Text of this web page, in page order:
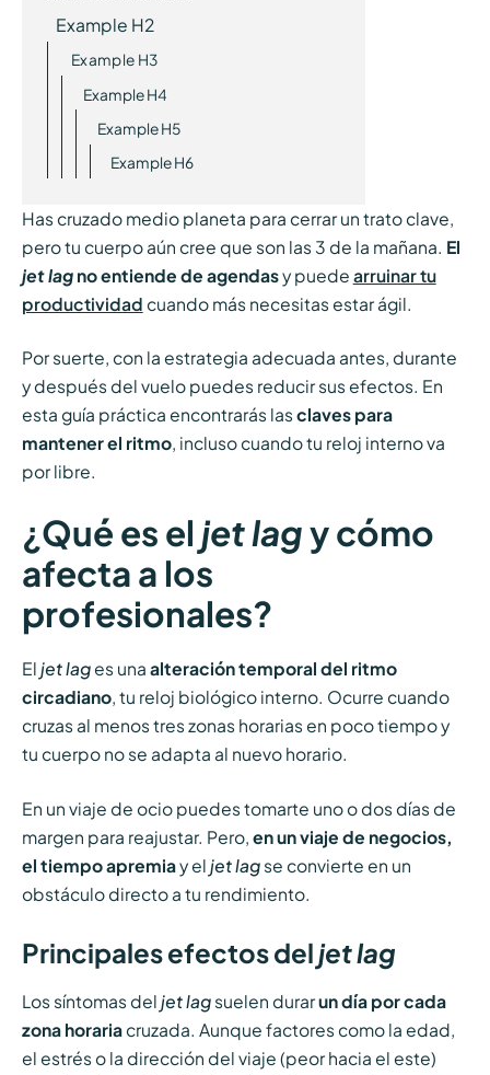
Example H2
Example H3
Example H4
Example H5
Example H6
Has cruzado medio planeta para cerrar un trato clave,
pero tu cuerpo aún cree que son las 3 de la mañana. El
jet lagno entiende de agendasy puede arruinar tu
productividad cuando más necesitas estar ágil.
Por suerte, con la estrategia adecuada antes, durante
y después del vuelo puedes reducir sus efectos. En
esta guía práctica encontrarás las claves para
mantener el ritmo, incluso cuando tu reloj interno va
por libre.
¿Qué es el jet lagy cómo
afecta a los
profesionales?
El jet lages una alteración temporal del ritmo
circadiano, tu reloj biológico interno. Ocurre cuando
cruzas al menos tres zonas horarias en poco tiempo y
tu cuerpo no se adapta al nuevo horario.
En un viaje de ocio puedes tomarte uno o dos días de
margen para reajustar. Pero, en un viaje de negocios,
el tiempo apremiay el jet lag se convierte en un
obstáculo directo a tu rendimiento.
Principales efectos del jet lag
Los síntomas del jet lagsuelen durarun día por cada
zona horariacruzada. Aunque factores como la edad,
el estrés o la dirección del viaje (peor hacia el este)